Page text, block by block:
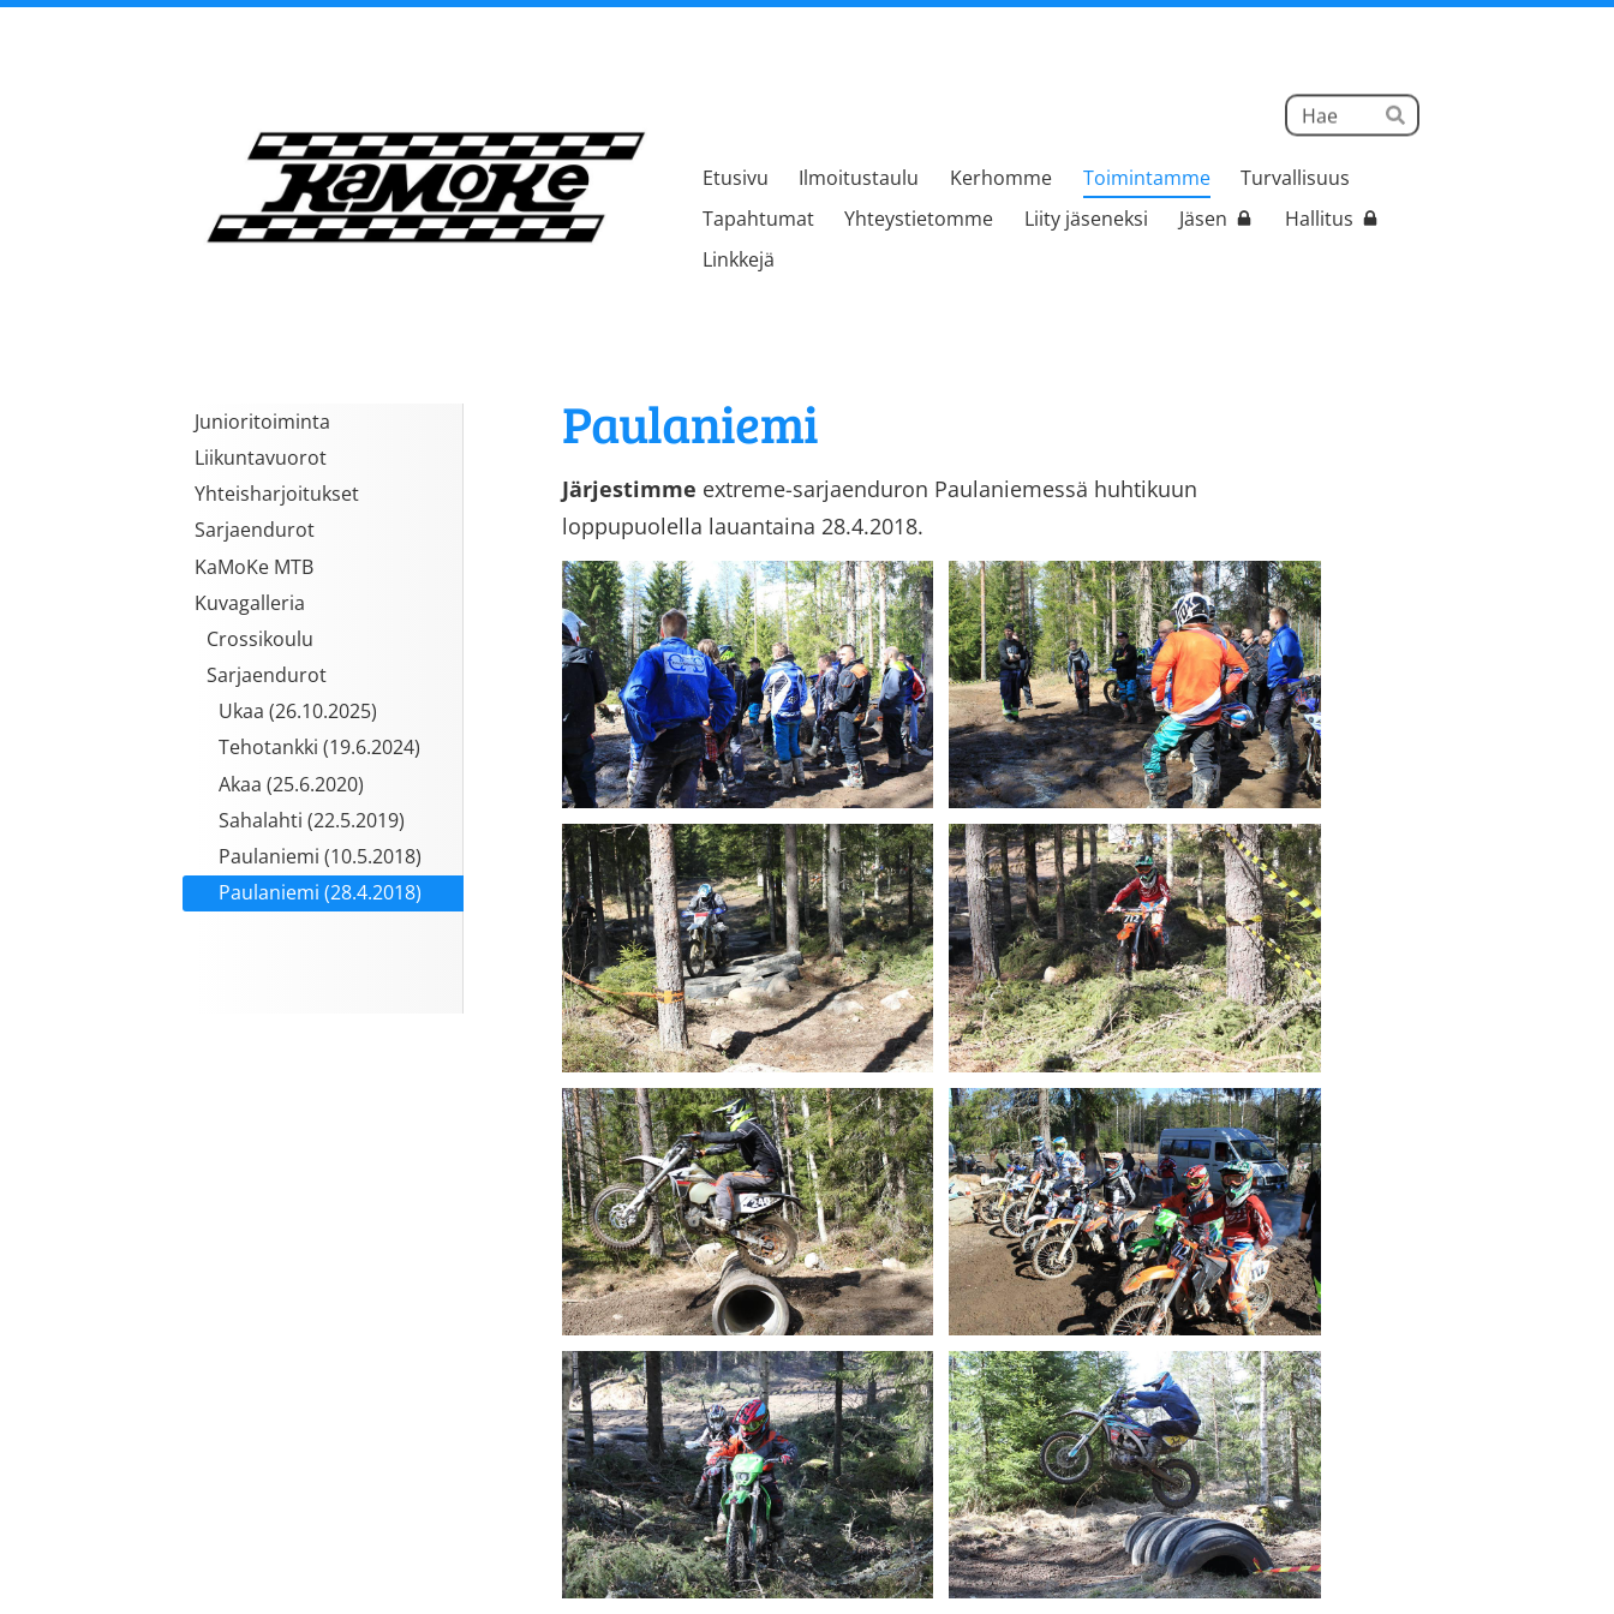
Haku
Hae
Kangasalan Moottorikerho
Etusivu Ilmoitustaulu Kerhomme Toimintamme
Turvallisuus
Tapahtumat
Yhteystietomme Liity jäseneksi Jäsen
Hallitus
Linkkejä
Junioritoiminta
Liikuntavuorot
Yhteisharjoitukset
Sarjaendurot
KaMoKe MTB
Kuvagalleria
Crossikoulu
Sarjaendurot
Ukaa (26.10.2025)
Tehotankki (19.6.2024)
Akaa (25.6.2020)
Sahalahti (22.5.2019)
Paulaniemi (10.5.2018)
Paulaniemi (28.4.2018)
Paulaniemi
Järjestimme extreme-sarjaenduron Paulaniemessä huhtikuun
loppupuolella lauantaina 28.4.2018.